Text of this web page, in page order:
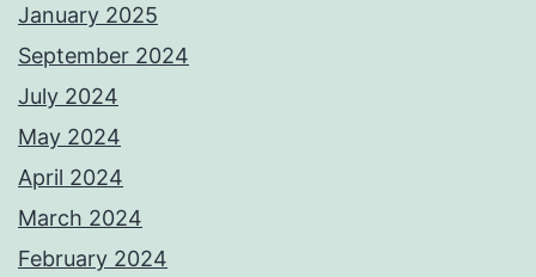
January 2025
September 2024
July 2024
May 2024
April 2024
March 2024
February 2024